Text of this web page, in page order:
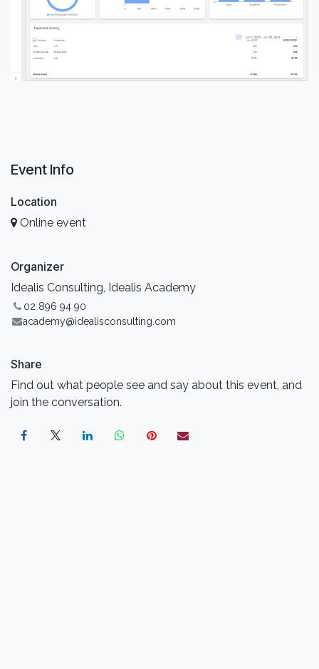
Event Info
Location
Online event
Organizer
Idealis Consulting, Idealis Academy
02 896 94 90
academy@idealisconsulting.com
Share
Find out what people see and say about this event, and
join the conversation.